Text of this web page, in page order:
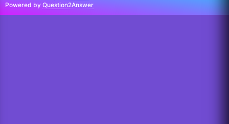
Powered by Question2Answer